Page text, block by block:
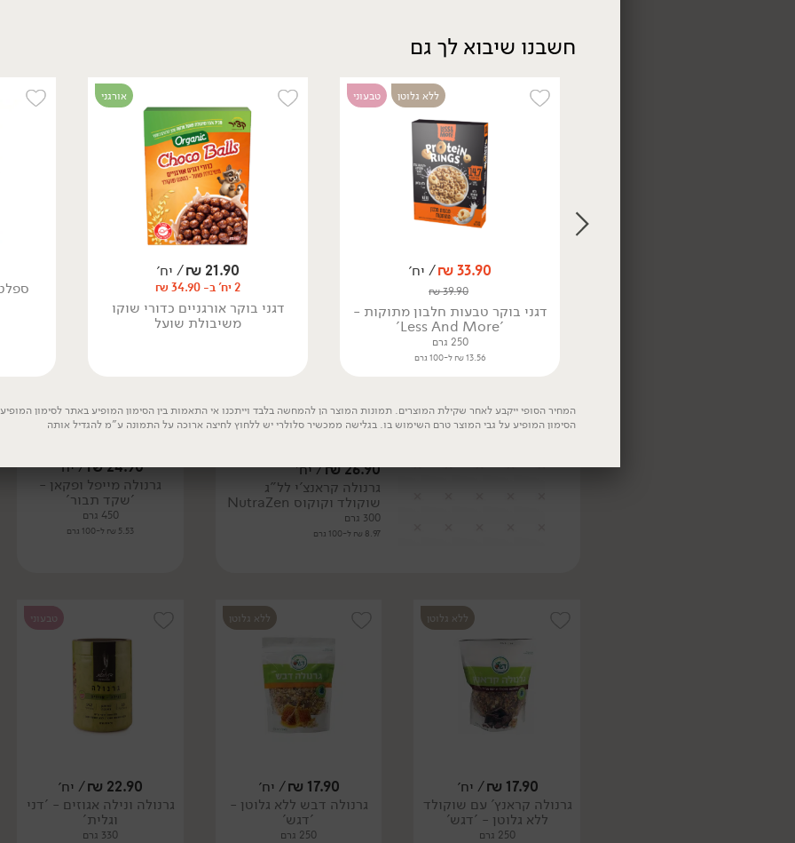
₪
/ יח׳
גרנולה בתוספת פירות
באריזות אישיות
גרנולה אגוזים ושקדים
תערובת להכנת דייסת
שיבולת שועל אורגנית עם
קקאו נא, בננה וצ'יה
26.90
₪/ יח׳
גרנולה קראנצ'י לל"ג
שוקולד וקוקוס NutraZen
300 גרם
8.97 ₪ ל-100 גרם
24.90
₪/ יח׳
גרנולה מייפל ופקאן -
'שקד תבור'
450 גרם
5.53 ₪ ל-100 גרם
ללא גלוטן
17.90
₪/ יח׳
גרנולה קראנץ' עם שוקולד
ללא גלוטן - 'דגש'
250 גרם
ללא גלוטן
17.90
₪/ יח׳
גרנולה דבש ללא גלוטן -
'דגש'
250 גרם
טבעוני
22.90
₪/ יח׳
גרנולה ונילה אגוזים - 'דני
וגלית'
330 גרם
חשבנו שיבוא לך גם
ללא גלוטן טבעוני
33.90
₪/ יח׳
39.90
₪
דגני בוקר טבעות חלבון מתוקות -
'Less And More'
250 גרם
13.56 ₪ ל-100 גרם
אורגני
21.90
₪/ יח׳
2 יח' ב- 34.90 ₪
דגני בוקר אורגניים כדורי שוקו
משיבולת שועל
המחיר הסופי ייקבע לאחר שקילת המוצרים. תמונות המוצר הן להמחשה בלבד וייתכנו אי התאמות בין הסימון המופיע באתר לסימון
הסימון המופיע על גבי המוצר טרם השימוש בו. בגלישה ממכשיר סלולרי יש ללחוץ לחיצה ארוכה על התמונה ע"מ להגדיל אותה